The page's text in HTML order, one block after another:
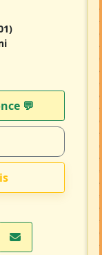
💬​
X